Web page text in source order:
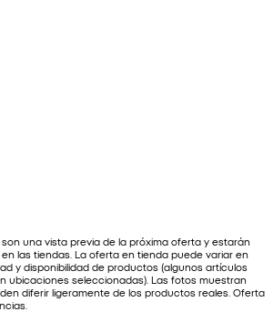
una vista previa de la próxima oferta y estarán
las tiendas. La oferta en tienda puede variar en
y disponibilidad de productos (algunos artículos
ubicaciones seleccionadas). Las fotos muestran
diferir ligeramente de los productos reales. Oferta